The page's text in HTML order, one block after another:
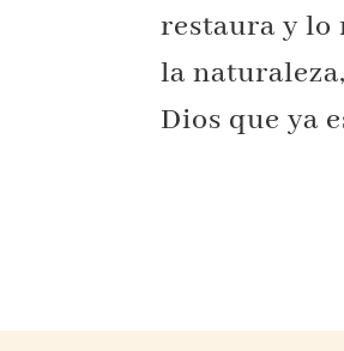
restaura y lo
la
Dios que ya